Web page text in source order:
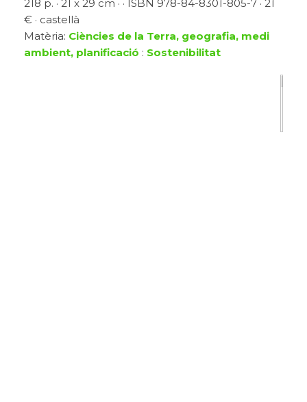
218 p. · 21 x 29 cm · · ISBN 978-84-8301-805-7 · 21
€ · castellà
Matèria: Ciències de la Terra, geografia, medi
ambient, planificació : Sostenibilitat